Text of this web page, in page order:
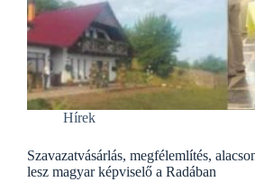
Hírek
Szavazatvásárlás, megfélemlítés,
lesz magyar képviselő a Radában